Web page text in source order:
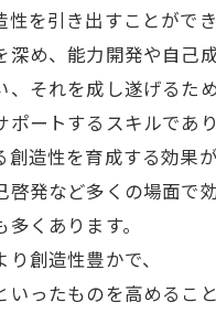
を引き出すことができ
め、能力開発や自己
それを成し遂げるた
ートするスキルであり
造性を育成する効果が
発など多くの場面で
くあります。
創造性豊かで、
ったものを高めること